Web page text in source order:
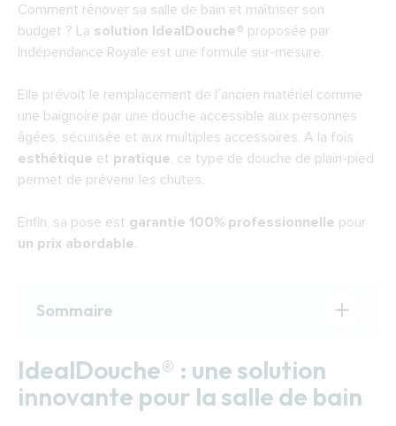
Comment rénover sa salle de bain et maîtriser son
budget ? La solution IdealDouche® proposée par
Indépendance Royale est une formule sur-mesure.
Elle prévoit le remplacement de l’ancien matériel comme
une baignoire par une douche accessible aux personnes
âgées, sécurisée et aux multiples accessoires. A la fois
esthétique et pratique, ce type de douche de plain-pied
permet de prévenir les chutes.
Enfin, sa pose est garantie 100% professionnelle pour
un prix abordable.
Sommaire
salle de bain
Une douche senior 100 % modulable
IdealDouche® : une solution
innovante pour la salle de bain